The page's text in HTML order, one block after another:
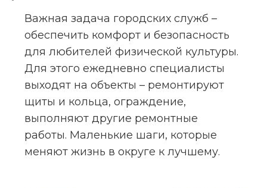
Важная задача городских служб –
обеспечить комфорт и безопасность
для любителей физической культуры.
Для этого ежедневно специалисты
выходят на объекты – ремонтируют
щиты и кольца, ограждение,
выполняют другие ремонтные
работы. Маленькие шаги, которые
меняют жизнь в округе к лучшему.